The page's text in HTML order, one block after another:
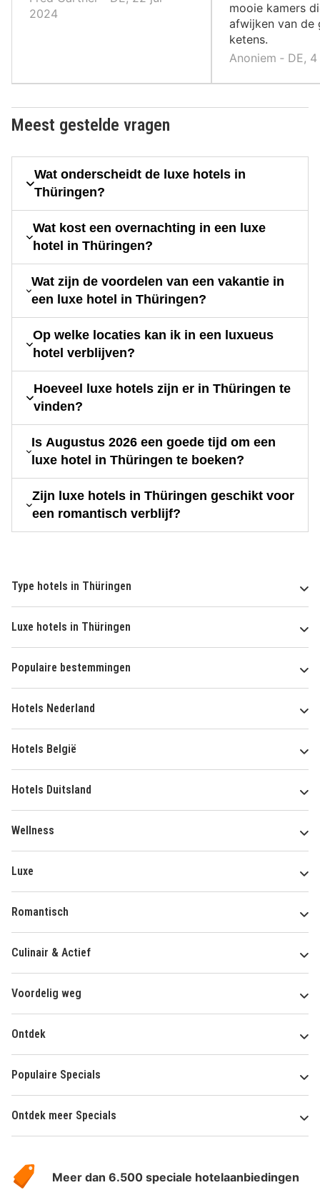
2024
mooie kamers
afwijken van de
ketens.
Anoniem ‐ DE,
Meest gestelde vragen
Wat onderscheidt de luxe hotels in
Thüringen?
Wat kost een overnachting in een luxe
hotel in Thüringen?
Wat zijn de voordelen van een vakantie in
een luxe hotel in Thüringen?
Op welke locaties kan ik in een luxueus
hotel verblijven?
Hoeveel luxe hotels zijn er in Thüringen te
vinden?
Is Augustus 2026 een goede tijd om een
luxe hotel in Thüringen te boeken?
Zijn luxe hotels in Thüringen geschikt voor
een romantisch verblijf?
Type hotels in Thüringen
Luxe hotels in Thüringen
Populaire bestemmingen
Hotels Nederland
Hotels België
Hotels Duitsland
Wellness
Luxe
Romantisch
Culinair & Actief
Voordelig weg
Ontdek
Populaire Specials
Ontdek meer Specials
HotelSpecials
Meer dan 6.500 speciale hotelaanbiedingen